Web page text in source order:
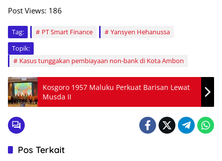
Post Views: 186
Tag: PT Smart Finance
Yansyen Hehanussa
Topik:
Kasus tunggakan pembiayaan non-bank di Kota Ambon
Kosgoro 1957 Maluku Perkuat Barisan Lewat
Musda II
Pos Terkait